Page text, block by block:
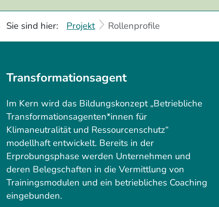
Sie sind hier: Projekt Rollenprofile
Transformationsagent
Im Kern wird das Bildungskonzept „Betriebliche
Transformationsagenten*innen für
Klimaneutralität und Ressourcenschutz“
modellhaft entwickelt. Bereits in der
Erprobungsphase werden Unternehmen und
deren Belegschaften in die Vermittlung von
Trainingsmodulen und ein betriebliches Coaching
eingebunden.